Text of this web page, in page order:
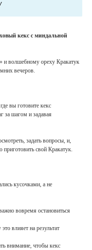
кекс с миндальной
и волшебному ореху Кракатук
вечеров.
вы готовите кекс
за шагом и задавая
задать вопросы, и,
приготовить свой Кракатук.
кусочками, а не
вовремя остановиться
влияет на результат
внимание, чтобы кекс